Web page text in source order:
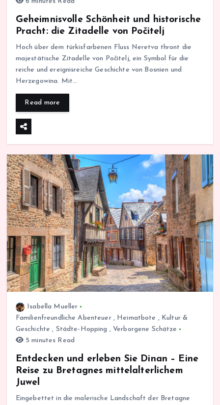
Geheimnisvolle Schönheit und historische
Pracht: die Zitadelle von Počitelj
Hoch über dem türkisfarbenen Fluss Neretva thront die
majestätische Zitadelle von Počitelj, ein Symbol für die
reiche und ereignisreiche Geschichte von Bosnien und
Herzegowina. Mit…
Read more
Isabella Mueller
Familienfreundliche Abenteuer, Heimatbote , Kultur &
Geschichte , Städte-Hopping , Verborgene Schätze
5 minutes Read
Entdecken und erleben Sie Dinan – Eine
Reise zu Bretagnes mittelalterlichem
Juwel
Eingebettet in die malerische Landschaft der Bretagne